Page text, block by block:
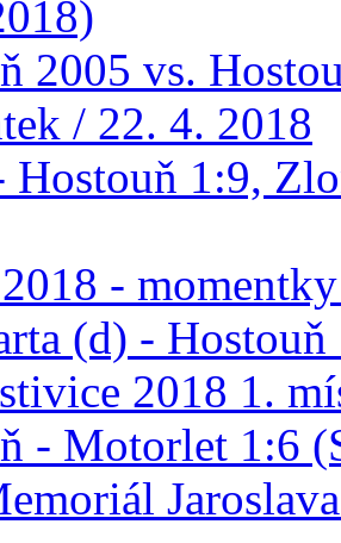
2005 vs.
/ 22. 4. 2018
Hostouň 1:9,
-
(d) - Hostouň
2018 1.
- Motorlet 1:6